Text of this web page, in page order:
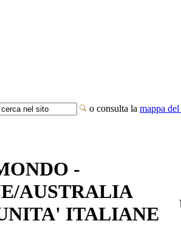
o consulta la mappa
-
AUSTRALIA
ITALIANE